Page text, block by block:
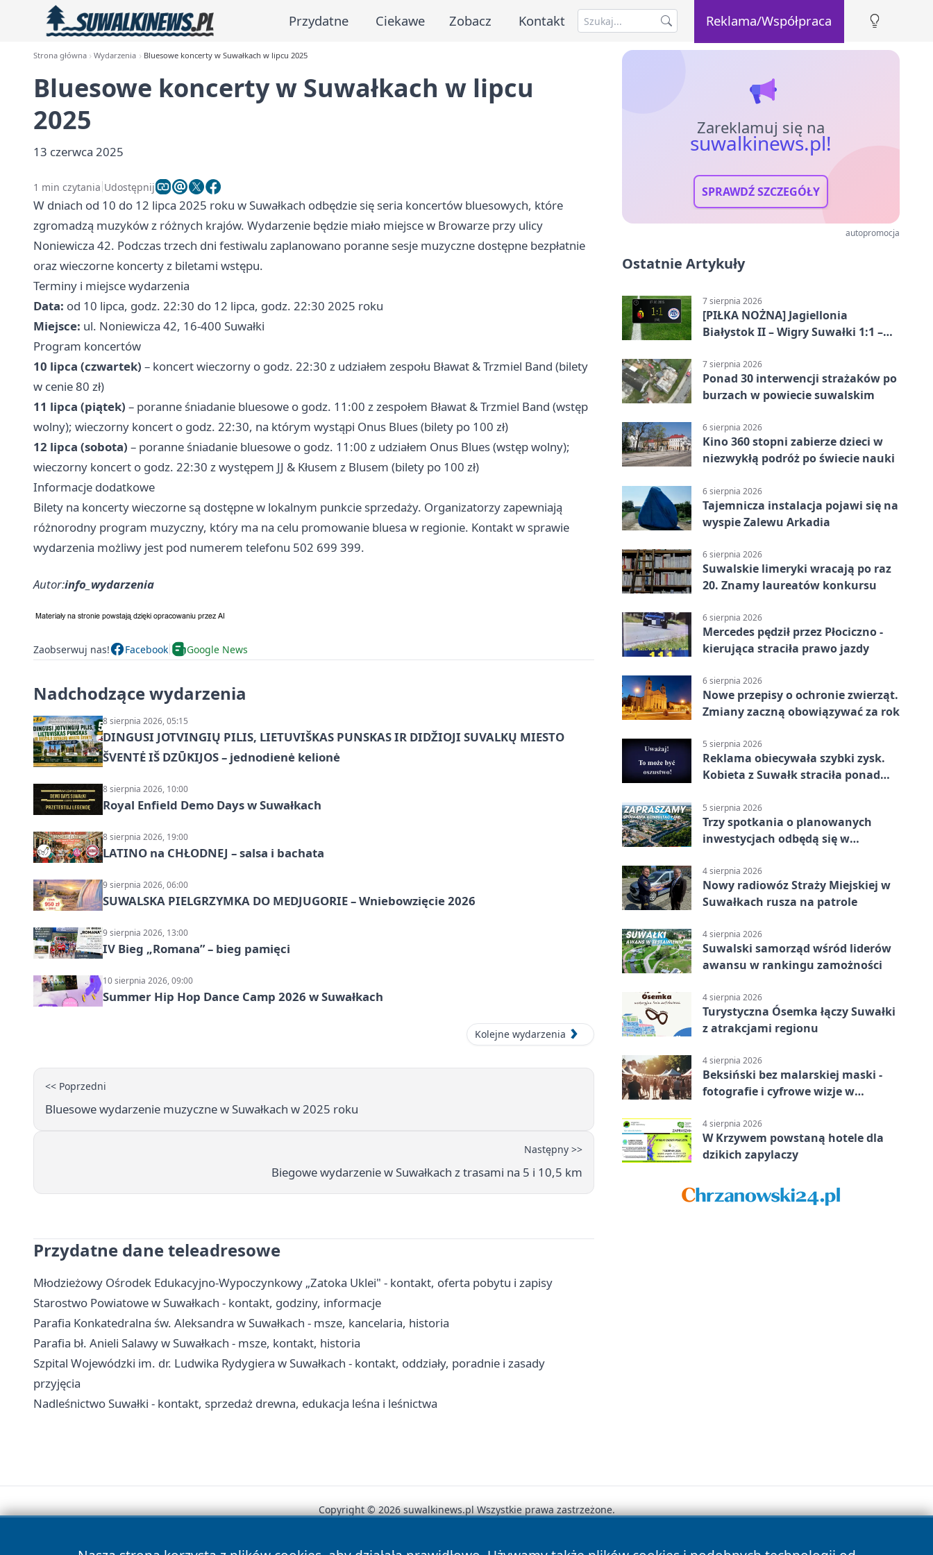
Przydatne Ciekawe Zobacz Kontakt Reklama/Współpraca
Strona główna Wydarzenia Bluesowe koncerty w Suwałkach w lipcu 2025
Bluesowe koncerty w Suwałkach w lipcu
2025
13 czerwca 2025
1 min czytania Udostępnij
W dniach od 10 do 12 lipca 2025 roku w Suwałkach odbędzie się seria koncertów bluesowych, które
zgromadzą muzyków z różnych krajów. Wydarzenie będzie miało miejsce w Browarze przy ulicy
Noniewicza 42. Podczas trzech dni festiwalu zaplanowano poranne sesje muzyczne dostępne bezpłatnie
oraz wieczorne koncerty z biletami wstępu.
Terminy i miejsce wydarzenia
Data: od 10 lipca, godz. 22:30 do 12 lipca, godz. 22:30 2025 roku
Miejsce: ul. Noniewicza 42, 16-400 Suwałki
Program koncertów
10 lipca (czwartek) – koncert wieczorny o godz. 22:30 z udziałem zespołu Bławat & Trzmiel Band (bilety
w cenie 80 zł)
11 lipca (piątek) – poranne śniadanie bluesowe o godz. 11:00 z zespołem Bławat & Trzmiel Band (wstęp
wolny); wieczorny koncert o godz. 22:30, na którym wystąpi Onus Blues (bilety po 100 zł)
12 lipca (sobota) – poranne śniadanie bluesowe o godz. 11:00 z udziałem Onus Blues (wstęp wolny);
wieczorny koncert o godz. 22:30 z występem JJ & Kłusem z Blusem (bilety po 100 zł)
Informacje dodatkowe
Bilety na koncerty wieczorne są dostępne w lokalnym punkcie sprzedaży. Organizatorzy zapewniają
różnorodny program muzyczny, który ma na celu promowanie bluesa w regionie. Kontakt w sprawie
wydarzenia możliwy jest pod numerem telefonu 502 699 399.
Autor:info_wydarzenia
Zaobserwuj nas! Facebook Google News
Nadchodzące wydarzenia
8 sierpnia 2026, 05:15
DINGUSI JOTVINGIŲ PILIS, LIETUVIŠKAS PUNSKAS IR DIDŽIOJI SUVALKŲ MIESTO
ŠVENTĖ IŠ DZŪKIJOS – jednodienė kelionė
8 sierpnia 2026, 10:00
Royal Enfield Demo Days w Suwałkach
8 sierpnia 2026, 19:00
LATINO na CHŁODNEJ – salsa i bachata
9 sierpnia 2026, 06:00
SUWALSKA PIELGRZYMKA DO MEDJUGORIE – Wniebowzięcie 2026
9 sierpnia 2026, 13:00
IV Bieg „Romana” – bieg pamięci
10 sierpnia 2026, 09:00
Summer Hip Hop Dance Camp 2026 w Suwałkach
Kolejne wydarzenia
<< Poprzedni
Bluesowe wydarzenie muzyczne w Suwałkach w 2025 roku
Następny >>
Biegowe wydarzenie w Suwałkach z trasami na 5 i 10,5 km
Przydatne dane teleadresowe
Młodzieżowy Ośrodek Edukacyjno-Wypoczynkowy „Zatoka Uklei" - kontakt, oferta pobytu i zapisy
Starostwo Powiatowe w Suwałkach - kontakt, godziny, informacje
Parafia Konkatedralna św. Aleksandra w Suwałkach - msze, kancelaria, historia
Parafia bł. Anieli Salawy w Suwałkach - msze, kontakt, historia
Szpital Wojewódzki im. dr. Ludwika Rydygiera w Suwałkach - kontakt, oddziały, poradnie i zasady
przyjęcia
Nadleśnictwo Suwałki - kontakt, sprzedaż drewna, edukacja leśna i leśnictwa
Zareklamuj się na
suwalkinews.pl!
SPRAWDŹ SZCZEGÓŁY
autopromocja
Ostatnie Artykuły
7 sierpnia 2026
[PIŁKA NOŻNA] Jagiellonia
Białystok II – Wigry Suwałki 1:1 –
7 sierpnia 2026
Ponad 30 interwencji strażaków po
burzach w powiecie suwalskim
6 sierpnia 2026
Kino 360 stopni zabierze dzieci w
niezwykłą podróż po świecie nauki
6 sierpnia 2026
Tajemnicza instalacja pojawi się na
wyspie Zalewu Arkadia
6 sierpnia 2026
Suwalskie limeryki wracają po raz
20. Znamy laureatów konkursu
6 sierpnia 2026
Mercedes pędził przez Płociczno -
kierująca straciła prawo jazdy
6 sierpnia 2026
Nowe przepisy o ochronie zwierząt.
Zmiany zaczną obowiązywać za rok
5 sierpnia 2026
Reklama obiecywała szybki zysk.
Kobieta z Suwałk straciła ponad
5 sierpnia 2026
Trzy spotkania o planowanych
inwestycjach odbędą się w
4 sierpnia 2026
Nowy radiowóz Straży Miejskiej w
Suwałkach rusza na patrole
4 sierpnia 2026
Suwalski samorząd wśród liderów
awansu w rankingu zamożności
4 sierpnia 2026
Turystyczna Ósemka łączy Suwałki
z atrakcjami regionu
4 sierpnia 2026
Beksiński bez malarskiej maski -
fotografie i cyfrowe wizje w
4 sierpnia 2026
W Krzywem powstaną hotele dla
dzikich zapylaczy
Copyright © 2026 suwalkinews.pl Wszystkie prawa zastrzeżone.